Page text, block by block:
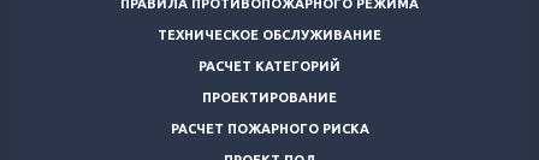
ПРАВИЛА ПРОТИВОПОЖАРНОГО РЕЖИМА
ТЕХНИЧЕСКОЕ ОБСЛУЖИВАНИЕ
РАСЧЕТ КАТЕГОРИЙ
ПРОЕКТИРОВАНИЕ
РАСЧЕТ ПОЖАРНОГО РИСКА